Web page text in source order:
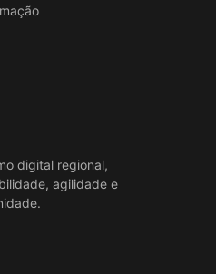
digital regional,
agilidade e